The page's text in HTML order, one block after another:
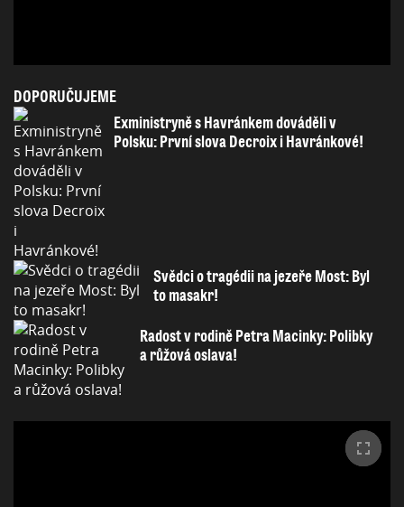
DOPORUČUJEME
Exministryně s Havránkem dováděli v
Polsku: První slova Decroix i Havránkové!
Svědci o tragédii na jezeře Most: Byl
to masakr!
Radost v rodině Petra Macinky: Polibky
a růžová oslava!